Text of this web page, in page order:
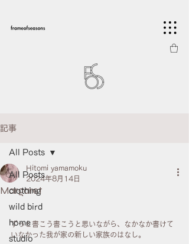
記事
All Posts
clothing
wild bird
home
studio
All Posts
Margaret
Hitomi yamamoku
2024年8月14日
ずっと書こう書こうと思いながら、なかなか書けて
いなかった我が家の新しい家族のはなし。